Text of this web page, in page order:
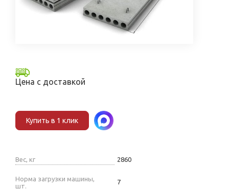
Цена с доставкой
Купить в 1 клик
Вес, кг 2860
Норма загрузки машины,
шт.
7